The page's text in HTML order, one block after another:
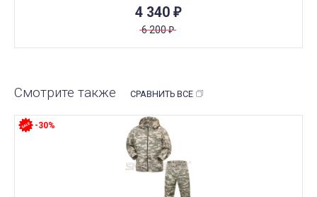
4 340 ₽
6 200₽
Смотрите также СРАВНИТЬ ВСЕ
-30%